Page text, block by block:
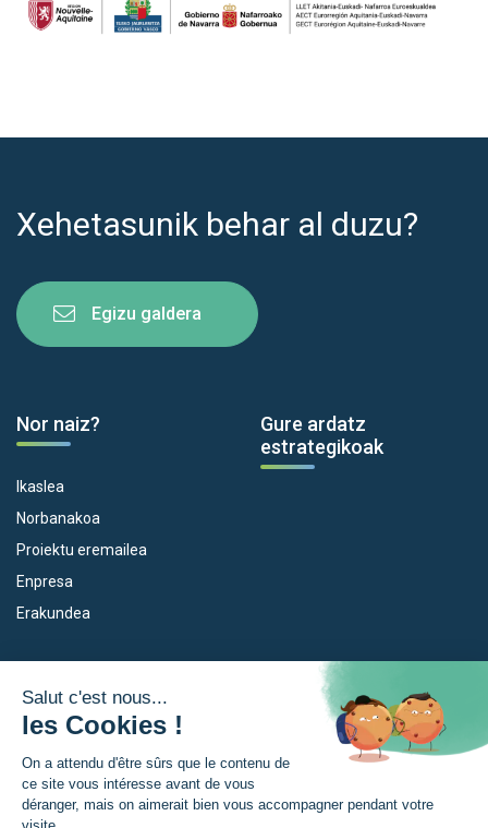
Xehetasunik behar al duzu?
Egizu galdera
Nor naiz?
Ikaslea
Norbanakoa
Proiektu eremailea
Enpresa
Erakundea
Gure ardatz
estrategikoak
Empleo
Eskola Futura
Forma NAEN
Euroeskualdea
Zer da Euroeskualdea?
Berriak
Prentsa gunia